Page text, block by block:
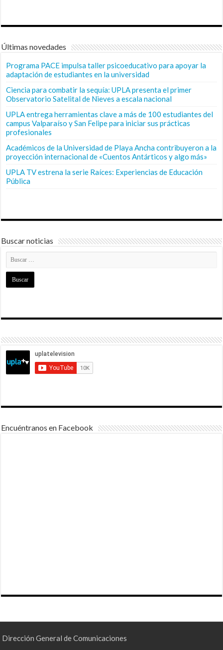
Últimas novedades
Programa PACE impulsa taller psicoeducativo para apoyar la
adaptación de estudiantes en la universidad
Ciencia para combatir la sequía: UPLA presenta el primer
Observatorio Satelital de Nieves a escala nacional
UPLA entrega herramientas clave a más de 100 estudiantes del
campus Valparaíso y San Felipe para iniciar sus prácticas
profesionales
Académicos de la Universidad de Playa Ancha contribuyeron a la
proyección internacional de «Cuentos Antárticos y algo más»
UPLA TV estrena la serie Raíces: Experiencias de Educación
Pública
Buscar noticias
Encuéntranos en Facebook
Dirección General de Comunicaciones